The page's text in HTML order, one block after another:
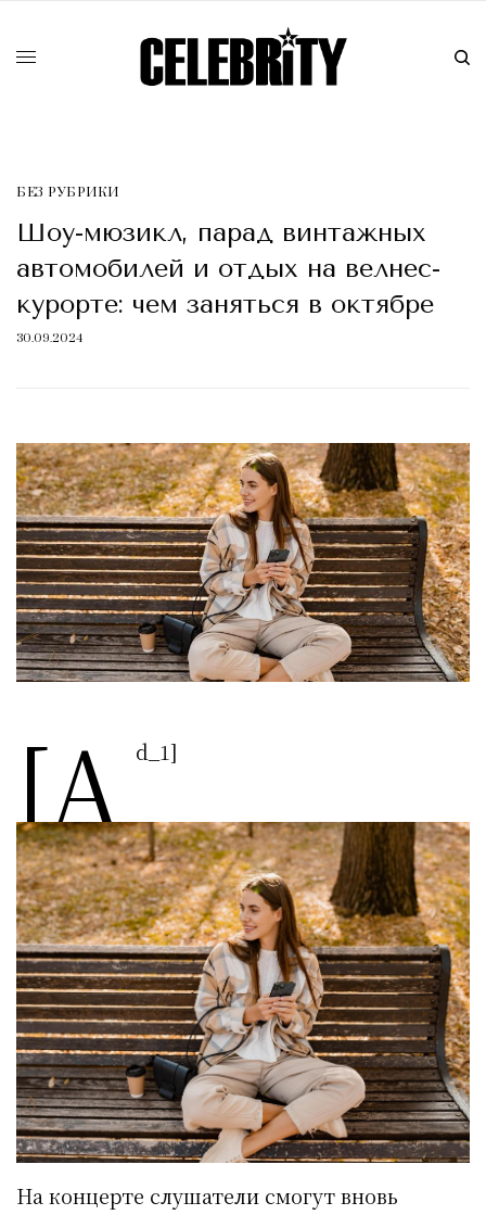
БЕЗ РУБРИКИ
Шоу-мюзикл, парад винтажных
автомобилей и отдых на велнес-
курорте: чем заняться в октябре
30.09.2024
[a d_1]
На концерте слушатели смогут вновь